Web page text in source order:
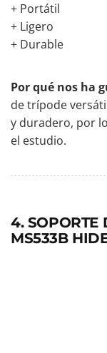
+ Portátil
+ Ligero
+ Durable
Por qué nos ha
de trípode
y duradero, por
el estudio.
4. SOPORTE
MS533B